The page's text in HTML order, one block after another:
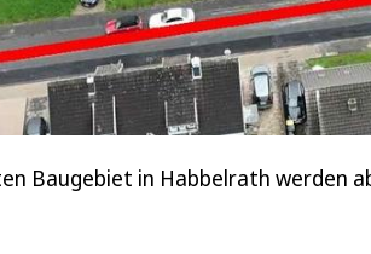
Baugebiet in Habbelrath werden